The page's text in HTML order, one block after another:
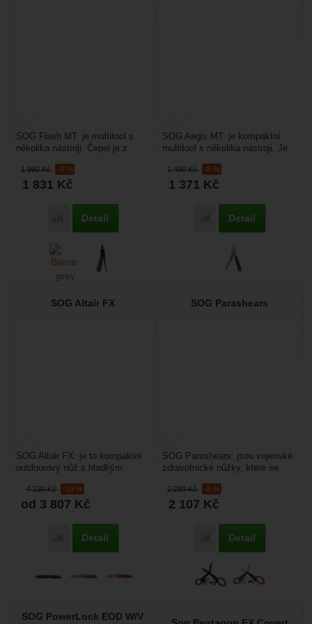
1 990Kč -8 %
1 831 Kč
Přidat 'SOG Flash MT' k porovnání
Detail
SOG Flash MT: je multitool s
několika nástroji. Čepel je z
materiály, které...
1 490Kč -8 %
1 371 Kč
Přidat 'SOG Aegis MT'
Detail
SOG Aegis MT: je kompaktní
multitool s několika nástroji. Je
na běžné používání....
SOG Altair FX
4 230Kč -10 %
od 3 807 Kč
Přidat 'SOG Altair FX' k porovnání
Detail
SOG Altair FX: je to kompaktní
outdoorový nůž s hladkým
kompaktní velikost, nízká...
SOG Parashears
2 290Kč -8 %
2 107 Kč
Přidat 'SOG Parashears'
Detail
SOG Parashears: jsou vojenské
zdravotnické nůžky, které se
vybavení...
SOG PowerLock EOD W/V